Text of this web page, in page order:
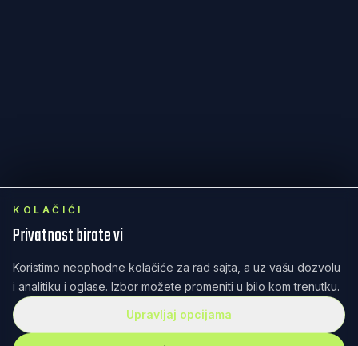
KOLAČIĆI
Privatnost birate vi
Koristimo neophodne kolačiće za rad sajta, a uz vašu dozvolu
i analitiku i oglase. Izbor možete promeniti u bilo kom trenutku.
Upravljaj opcijama